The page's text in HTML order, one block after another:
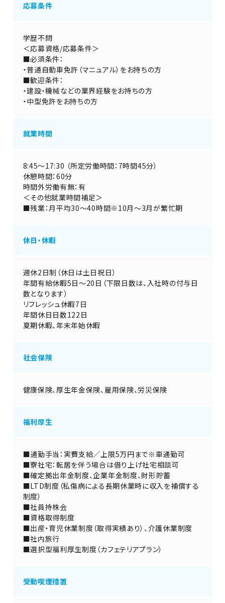
応募条件
学歴不問
＜応募資格/応募条件＞
■必須条件：
・普通自動車免許（マニュアル）をお持ちの方
■歓迎条件：
・建設・機械などの業界経験をお持ちの方
・中型免許をお持ちの方
就業時間
8:45～17:30 （所定労働時間：7時間45分）
休憩時間：60分
時間外労働有無：有
＜その他就業時間補足＞
■残業：月平均30～40時間※10月～3月が繁忙期
休日・休暇
週休2日制（休日は土日祝日）
年間有給休暇5日～20日（下限日数は、入社時の付与日
数となります）
リフレッシュ休暇7日
年間休日日数122日
夏期休暇、年末年始休暇
社会保険
健康保険、厚生年金保険、雇用保険、労災保険
福利厚生
■通勤手当：実費支給／上限5万円まで※車通勤可
■寮社宅：転居を伴う場合は借り上げ社宅相談可
■確定拠出年金制度、企業年金制度、財形貯蓄
■LTD制度（私傷病による長期休業時に収入を補償する
制度）
■社員持株会
■資格取得制度
■出産・育児休業制度（取得実績あり）、介護休業制度
■社内旅行
■選択型福利厚生制度（カフェテリアプラン）
受動喫煙措置